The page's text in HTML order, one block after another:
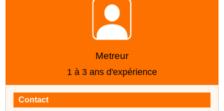
Metreur
1 à 3 ans d'expérience
Contact